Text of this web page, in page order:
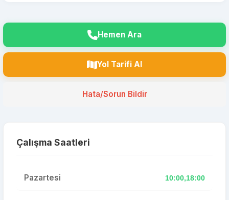
Hemen Ara
Yol Tarifi Al
Hata/Sorun Bildir
Çalışma Saatleri
Pazartesi 10:00,18:00